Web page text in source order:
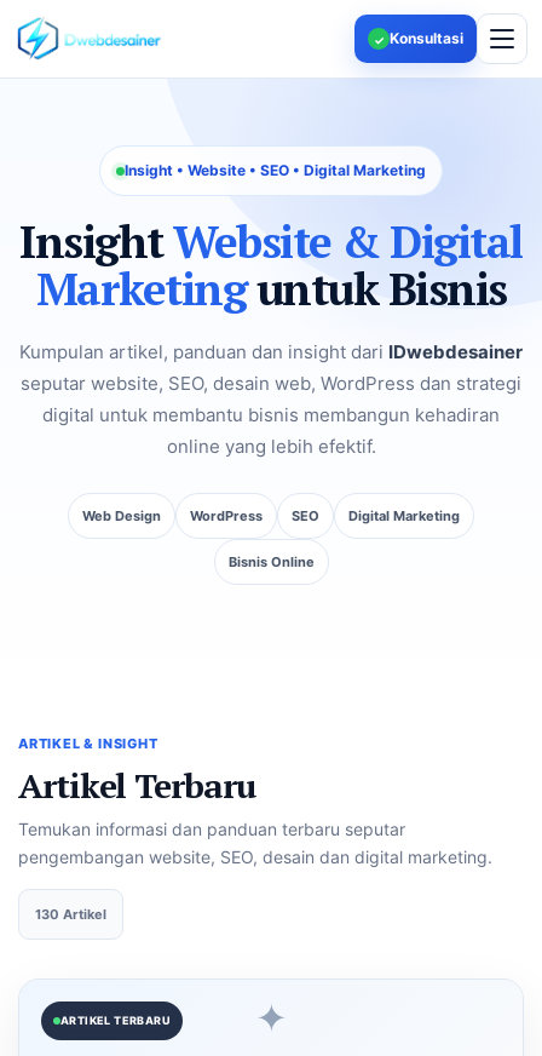
✓ Konsultasi
Insight • Website • SEO • Digital Marketing
InsightWebsite & Digital
Marketinguntuk Bisnis
Kumpulan artikel, panduan dan insight dari IDwebdesainer
seputar website, SEO, desain web, WordPress dan strategi
digital untuk membantu bisnis membangun kehadiran
online yang lebih efektif.
Web Design WordPress SEO Digital Marketing
Bisnis Online
ARTIKEL & INSIGHT
Artikel Terbaru
Temukan informasi dan panduan terbaru seputar
pengembangan website, SEO, desain dan digital marketing.
130 Artikel
ARTIKEL TERBARU ✦